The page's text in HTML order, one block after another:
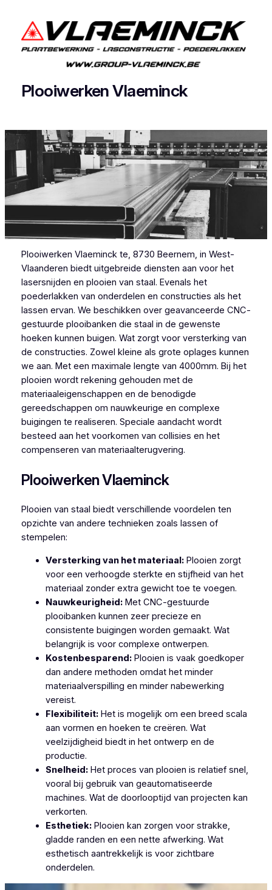
Plooiwerken Vlaeminck
Plooiwerken Vlaeminck te, 8730 Beernem, in West-
Vlaanderen biedt uitgebreide diensten aan voor het
lasersnijden en plooien van staal. Evenals het
poederlakken van onderdelen en constructies als het
lassen ervan. We beschikken over geavanceerde CNC-
gestuurde plooibanken die staal in de gewenste
hoeken kunnen buigen. Wat zorgt voor versterking van
de constructies. Zowel kleine als grote oplages kunnen
we aan. Met een maximale lengte van 4000mm. Bij het
plooien wordt rekening gehouden met de
materiaaleigenschappen en de benodigde
gereedschappen om nauwkeurige en complexe
buigingen te realiseren. Speciale aandacht wordt
besteed aan het voorkomen van collisies en het
compenseren van materiaalterugvering.
Plooiwerken Vlaeminck
Plooien van staal biedt verschillende voordelen ten
opzichte van andere technieken zoals lassen of
stempelen:
Versterking van het materiaal:Plooien zorgt
voor een verhoogde sterkte en stijfheid van het
materiaal zonder extra gewicht toe te voegen.
Nauwkeurigheid:Met CNC-gestuurde
plooibanken kunnen zeer precieze en
consistente buigingen worden gemaakt. Wat
belangrijk is voor complexe ontwerpen.
Kostenbesparend:Plooien is vaak goedkoper
dan andere methoden omdat het minder
materiaalverspilling en minder nabewerking
vereist.
Flexibiliteit:Het is mogelijk om een breed scala
aan vormen en hoeken te creëren. Wat
veelzijdigheid biedt in het ontwerp en de
productie.
Snelheid:Het proces van plooien is relatief snel,
vooral bij gebruik van geautomatiseerde
machines. Wat de doorlooptijd van projecten kan
verkorten.
Esthetiek:Plooien kan zorgen voor strakke,
gladde randen en een nette afwerking. Wat
esthetisch aantrekkelijk is voor zichtbare
onderdelen.